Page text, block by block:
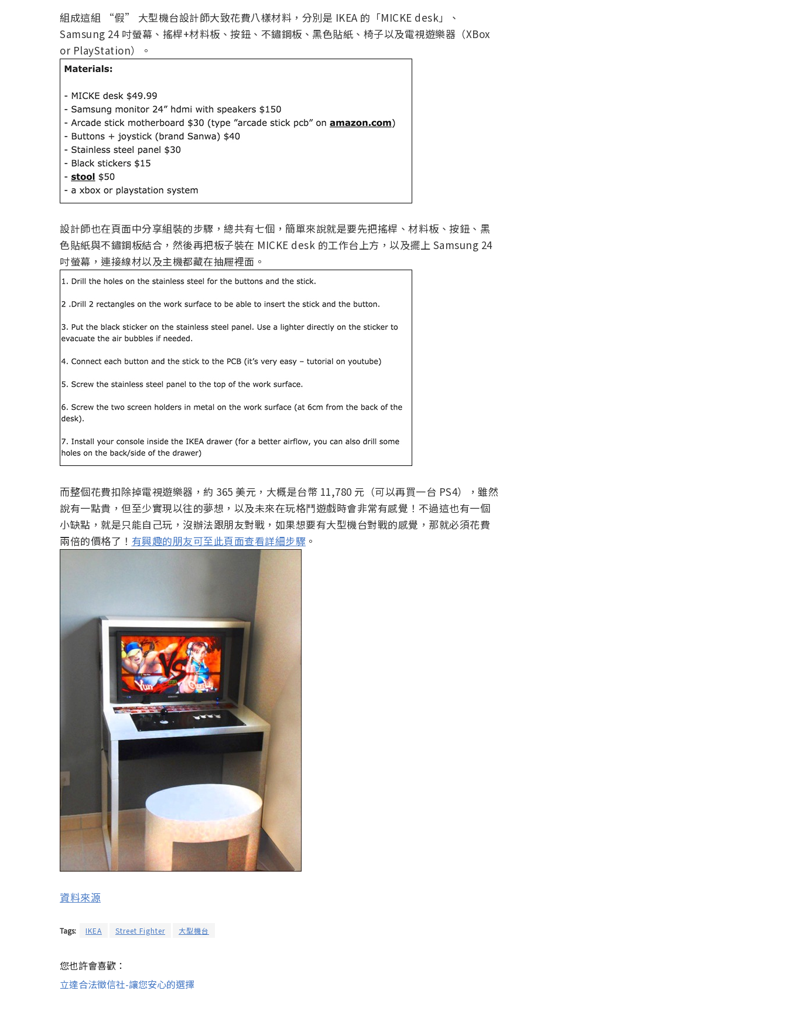
組成這組 “假” 大型機台設計師大致花費八樣材料，分別是 IKEA 的「MICKE desk」、
Samsung 24 吋螢幕、搖桿+材料板、按鈕、不鏽鋼板、黑色貼紙、椅子以及電視遊樂器（XBox
or PlayStation）。
設計師也在頁面中分享組裝的步驟，總共有七個，簡單來說就是要先把搖桿、材料板、按鈕、黑
色貼紙與不鏽鋼板結合，然後再把板子裝在 MICKE desk 的工作台上方，以及擺上 Samsung 24
吋螢幕，連接線材以及主機都藏在抽屜裡面。
而整個花費扣除掉電視遊樂器，約 365 美元，大概是台幣 11,780 元（可以再買一台 PS4），雖然
說有一點貴，但至少實現以往的夢想，以及未來在玩格鬥遊戲時會非常有感覺！不過這也有一個
小缺點，就是只能自己玩，沒辦法跟朋友對戰，如果想要有大型機台對戰的感覺，那就必須花費
兩倍的價格了！ 有興趣的朋友可至此頁面查看詳細步驟 。
資料來源
Tags: IKEA Street Fighter 大型機台
您也許會喜歡：
立達合法徵信社-讓您安心的選擇